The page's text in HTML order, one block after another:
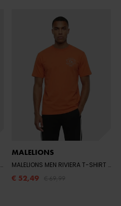
CREWNECK AMERICAN CLASSIC
- FLAME
MALELIONS
MALELIONS MEN RIVIERA T-SHIRT
-
€ 52,49